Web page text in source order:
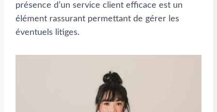
présence d’un service client efficace est un
élément rassurant permettant de gérer les
éventuels litiges.